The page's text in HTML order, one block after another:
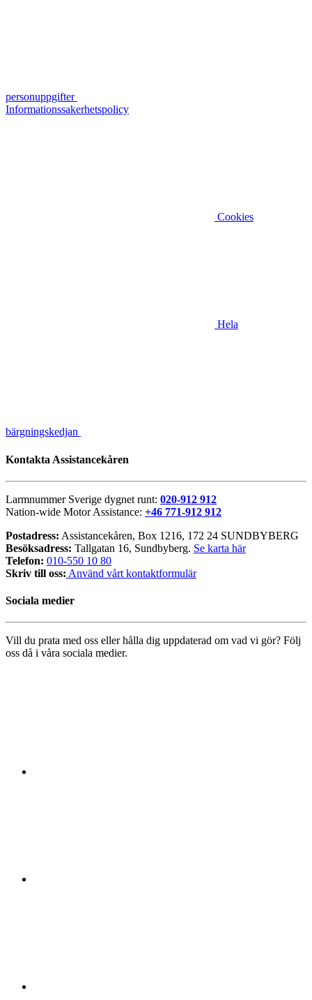
personuppgifter
Informationssakerhetspolicy
Cookies
Hela
bärgningskedjan
Kontakta Assistancekåren
Larmnummer Sverige dygnet runt: 020-912 912
Nation-wide Motor Assistance: +46 771-912 912
Postadress: Assistancekåren, Box 1216, 172 24 SUNDBYBERG
Besöksadress: Tallgatan 16, Sundbyberg. Se karta här
Telefon: 010-550 10 80
Skriv till oss: Använd vårt kontaktformulär
Sociala medier
Vill du prata med oss eller hålla dig uppdaterad om vad vi gör? Följ
oss då i våra sociala medier.